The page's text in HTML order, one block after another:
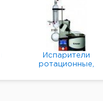
Испарители
ротационные,
вакуумные